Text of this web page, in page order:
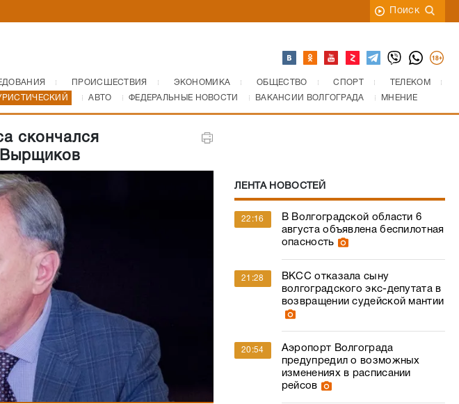
Поиск
ПРОИСШЕСТВИЯ ЭКОНОМИКА ОБЩЕСТВО СПОРТ
ТЕЛЕКОМ
АВТО ФЕДЕРАЛЬНЫЕ НОВОСТИ ВАКАНСИИ ВОЛГОГРАДА МНЕНИЕ
скончался
ЛЕНТА НОВОСТЕЙ
22:16
В Волгоградской области 6
августа объявлена беспилотная
опасность
21:28
ВКСС отказала сыну
волгоградского экс-депутата в
возвращении судейской мантии
20:54
Аэропорт Волгограда
предупредил о возможных
изменениях в расписании
рейсов